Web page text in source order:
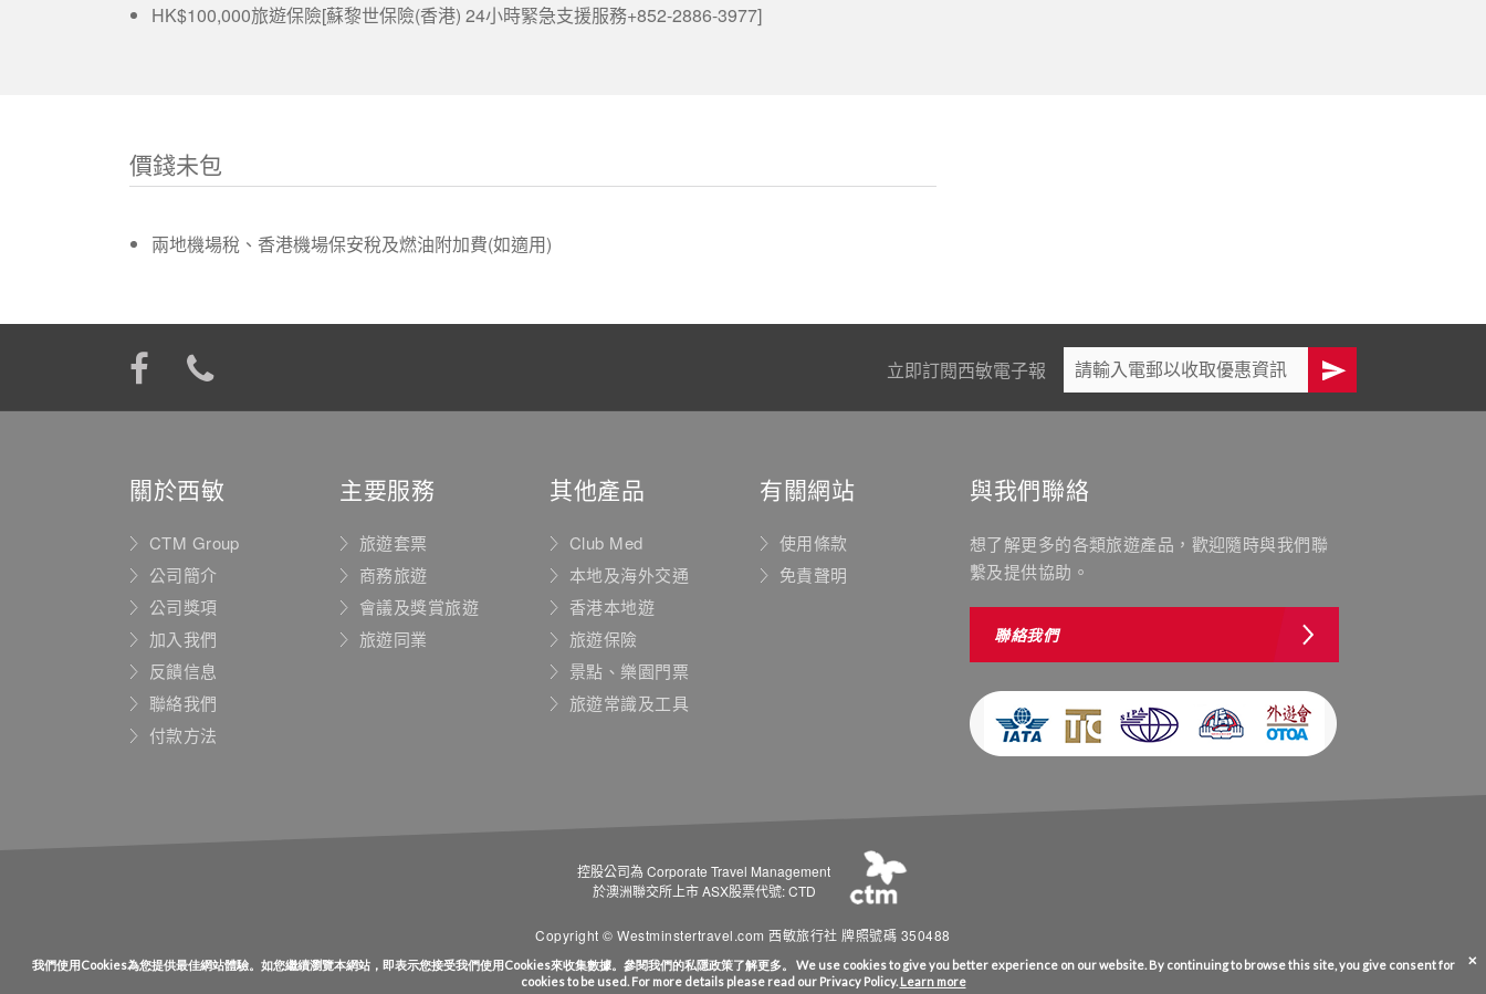
HK$100,000旅遊保險[蘇黎世保險(香港) 24小時緊急支援服務+852-2886-3977]
價錢未包
兩地機場稅、香港機場保安稅及燃油附加費(如適用)
立即訂閱西敏電子報
關於西敏
CTM Group
公司簡介
公司獎項
加入我們
反饋信息
聯絡我們
付款方法
主要服務
旅遊套票
商務旅遊
會議及獎賞旅遊
旅遊同業
其他產品
Club Med
本地及海外交通
香港本地遊
旅遊保險
景點、樂園門票
旅遊常識及工具
有關網站
使用條款
免責聲明
與我們聯絡
想了解更多的各類旅遊產品，歡迎隨時與我們聯
繫及提供協助。
聯絡我們
控股公司為 Corporate Travel Management
於澳洲聯交所上市 ASX股票代號: CTD
Copyright © Westminstertravel.com 西敏旅行社 牌照號碼 350488